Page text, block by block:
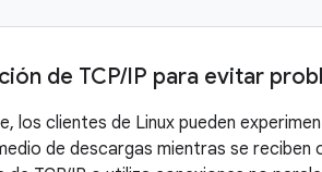
de TCP/IP para evitar
los clientes de Linux pueden
de descargas mientras se